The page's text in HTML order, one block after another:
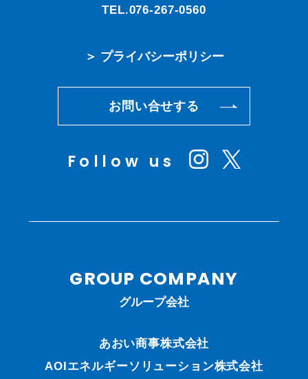
TEL.076-267-0560
＞ プライバシーポリシー
お問い合せする
Follow us
GROUP COMPANY
グループ会社
あおい商事株式会社
AOIエネルギーソリューション株式会社